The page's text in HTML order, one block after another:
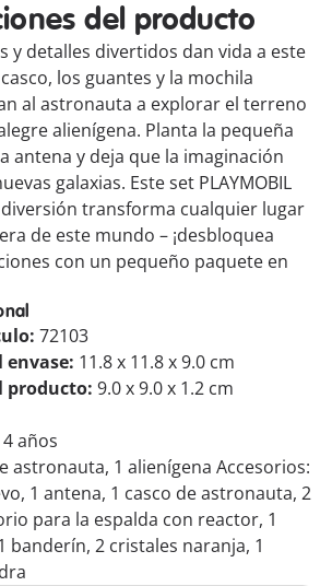
del producto
y detalles divertidos dan vida a este
los guantes y la mochila
al astronauta a explorar el terreno
alienígena. Planta la pequeña
antena y deja que la imaginación
galaxias. Este set PLAYMOBIL
diversión transforma cualquier lugar
de este mundo – ¡desbloquea
con un pequeño paquete en
72103
envase: 11.8 x 11.8 x 9.0 cm
producto: 9.0 x 9.0 x 1.2 cm
años
astronauta, 1 alienígena Accesorios:
1 antena, 1 casco de astronauta, 2
para la espalda con reactor, 1
banderín, 2 cristales naranja, 1